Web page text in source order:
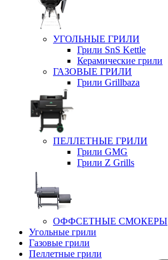
УГОЛЬНЫЕ ГРИЛИ
Грили SnS Kettle
Керамические грили
ГАЗОВЫЕ ГРИЛИ
Грили Grillbaza
ПЕЛЛЕТНЫЕ ГРИЛИ
Грили GMG
Грили Z Grills
ОФФСЕТНЫЕ СМОКЕРЫ
Угольные грили
Газовые грили
Пеллетные грили